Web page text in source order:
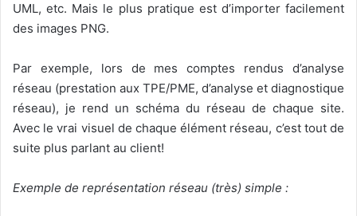
UML, etc. Mais le plus pratique est d’importer facilement
des images PNG.
Par exemple, lors de mes comptes rendus d’analyse
réseau (prestation aux TPE/PME, d’analyse et diagnostique
réseau), je rend un schéma du réseau de chaque site.
Avec le vrai visuel de chaque élément réseau, c’est tout de
suite plus parlant au client!
Exemple de représentation réseau (très) simple :